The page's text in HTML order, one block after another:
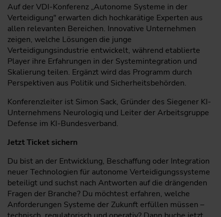
Abwehr
Einsatzerfahrungen mit Hochtechnologie-
Systemlösungen im Bereich Drohnenabwehr
Moderne Algorithmik, Komplexitätsreduktion
und Automatisierung in der
Informationsauswertung und im User Workflow
Coordination Multi-Domain Solutions, Hensoldt AG,
Taufkirchen
10:45
Kaffeepause
11:30
Von der Erkennung zur Wirkung: KI-gestützte Systeme zur
Auf der VDI-Konferenz „Autonome Systeme in der
Verteidigung" erwarten dich hochkarätige Experten aus
allen relevanten Bereichen. Innovative Unternehmen
zeigen, welche Lösungen die junge
Verteidigungsindustrie entwickelt, während etablierte
Player ihre Erfahrungen in der Systemintegration und
Skalierung teilen. Ergänzt wird das Programm durch
Perspektiven aus Politik und Sicherheitsbehörden.
Konferenzleiter ist Simon Sack, Gründer des Siegener KI-
Unternehmens Neurologiq und Leiter der Arbeitsgruppe
Defense im KI-Bundesverband.
Jetzt Ticket sichern
Du bist an der Entwicklung, Beschaffung oder Integration
neuer Technologien für autonome Verteidigungssysteme
beteiligt und suchst nach Antworten auf die drängenden
Fragen der Branche? Du möchtest erfahren, welche
Anforderungen Systeme der Zukunft erfüllen müssen –